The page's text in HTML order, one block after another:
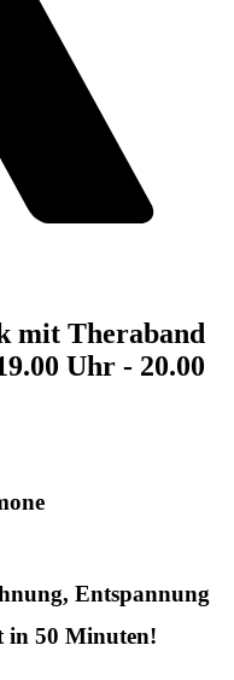
mit Theraband
Uhr - 20.00
Entspannung
in 50 Minuten!